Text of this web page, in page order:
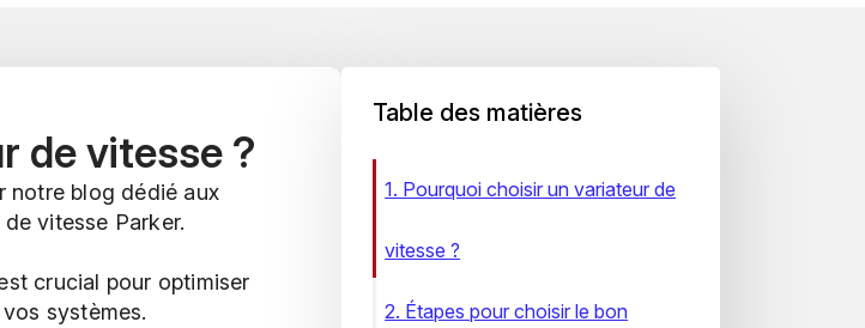
de vitesse ?
notre blog dédié aux
vitesse Parker.
crucial pour optimiser
systèmes.
Table des matières
1. Pourquoi choisir un variateur de
vitesse ?
2. Étapes pour choisir le bon